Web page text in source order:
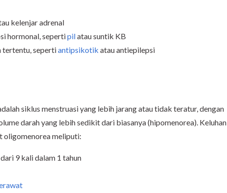
kelenjar adrenal
hormonal, sepertipilatau suntik KB
tertentu, sepertiantipsikotik atau antiepilepsi
siklus menstruasi yang lebih jarang atau tidak teratur, dengan
darah yang lebih sedikit dari biasanya (hipomenorea). Keluhan
oligomenorea meliputi:
9 kali dalam 1 tahun